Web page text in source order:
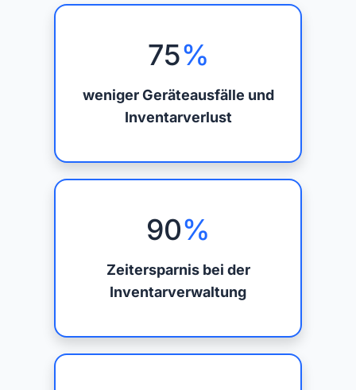
75%
weniger Geräteausfälle und
Inventarverlust
90%
Zeitersparnis bei der
Inventarverwaltung